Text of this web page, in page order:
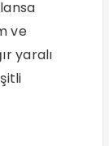
ve
yaralı